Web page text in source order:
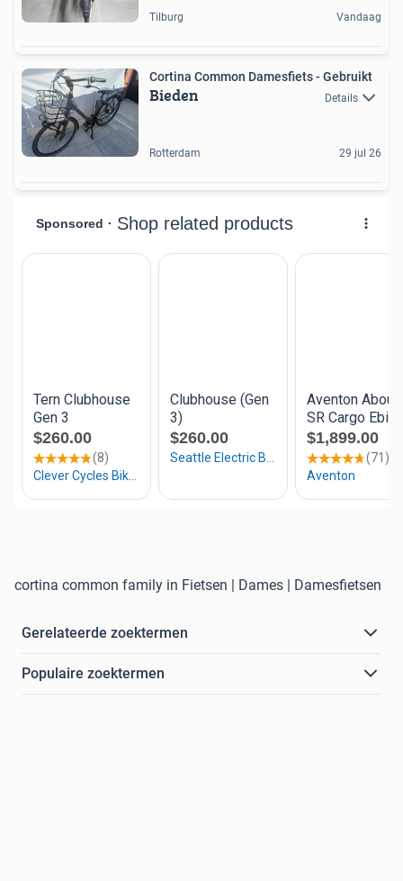
Tilburg Vandaag
Cortina Common Damesfiets - Gebruikt
Bieden Details
Rotterdam 29 jul 26
cortina common family in Fietsen | Dames | Damesfietsen
Gerelateerde zoektermen
Populaire zoektermen